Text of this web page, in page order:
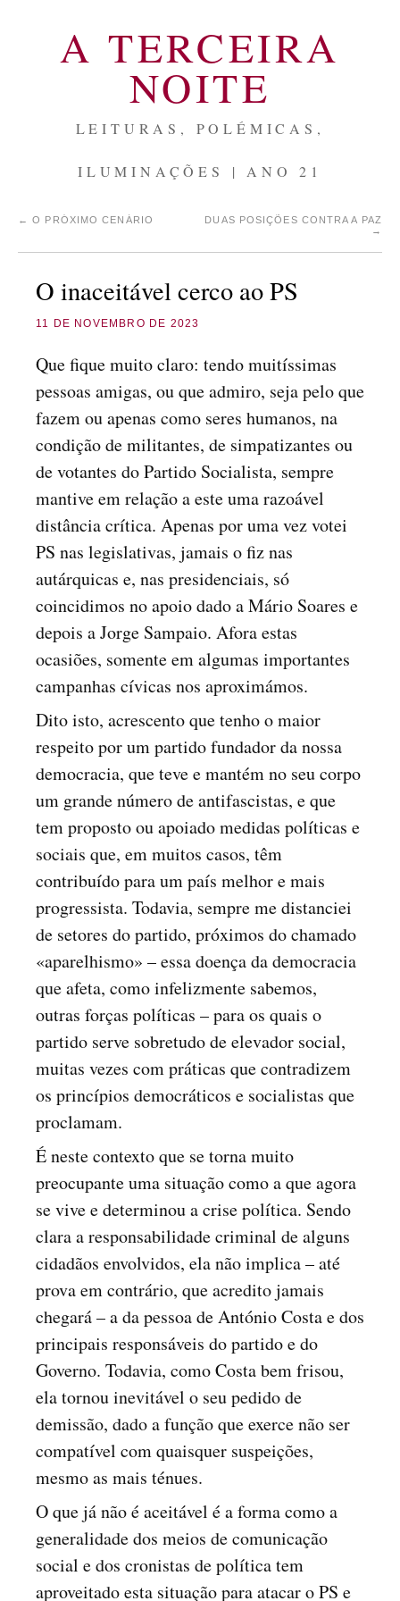
A TERCEIRA
NOITE
LEITURAS, POLÉMICAS,
ILUMINAÇÕES | ANO 21
← O PRÓXIMO CENÁRIO
DUAS POSIÇÕES CONTRA A PAZ
→
O inaceitável cerco ao PS
11 DE NOVEMBRO DE 2023
Que fique muito claro: tendo muitíssimas
pessoas amigas, ou que admiro, seja pelo que
fazem ou apenas como seres humanos, na
condição de militantes, de simpatizantes ou
de votantes do Partido Socialista, sempre
mantive em relação a este uma razoável
distância crítica. Apenas por uma vez votei
PS nas legislativas, jamais o fiz nas
autárquicas e, nas presidenciais, só
coincidimos no apoio dado a Mário Soares e
depois a Jorge Sampaio. Afora estas
ocasiões, somente em algumas importantes
campanhas cívicas nos aproximámos.
Dito isto, acrescento que tenho o maior
respeito por um partido fundador da nossa
democracia, que teve e mantém no seu corpo
um grande número de antifascistas, e que
tem proposto ou apoiado medidas políticas e
sociais que, em muitos casos, têm
contribuído para um país melhor e mais
progressista. Todavia, sempre me distanciei
de setores do partido, próximos do chamado
«aparelhismo» – essa doença da democracia
que afeta, como infelizmente sabemos,
outras forças políticas – para os quais o
partido serve sobretudo de elevador social,
muitas vezes com práticas que contradizem
os princípios democráticos e socialistas que
proclamam.
É neste contexto que se torna muito
preocupante uma situação como a que agora
se vive e determinou a crise política. Sendo
clara a responsabilidade criminal de alguns
cidadãos envolvidos, ela não implica – até
prova em contrário, que acredito jamais
chegará – a da pessoa de António Costa e dos
principais responsáveis do partido e do
Governo. Todavia, como Costa bem frisou,
ela tornou inevitável o seu pedido de
demissão, dado a função que exerce não ser
compatível com quaisquer suspeições,
mesmo as mais ténues.
O que já não é aceitável é a forma como a
generalidade dos meios de comunicação
social e dos cronistas de política tem
aproveitado esta situação para atacar o PS e